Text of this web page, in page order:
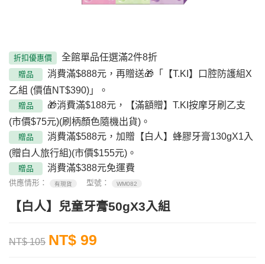
折扣優惠價 全館單品任選滿2件8折
贈品
消費滿$888元，再贈送🎁「【T.KI】口腔防護組X
乙組 (價值NT$390)」。
贈品
🎁消費滿$188元，【滿額贈】T.KI按摩牙刷乙支
(市價$75元)(刷柄顏色隨機出貨)。
贈品
消費滿$588元，加贈【白人】蜂膠牙膏130gX1入
(贈白人旅行組)(市價$155元)。
贈品 消費滿$388元免運費
供應情形： 有現貨 型號： WM082
【白人】兒童牙膏50gX3入組
NT$ 105 NT$ 99